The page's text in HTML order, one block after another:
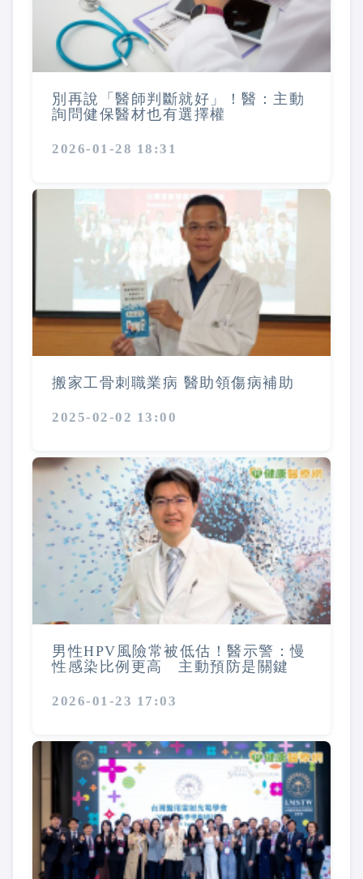
別再說「醫師判斷就好」！醫：主動
詢問健保醫材也有選擇權
2026-01-28 18:31
搬家工骨刺職業病 醫助領傷病補助
2025-02-02 13:00
男性HPV風險常被低估！醫示警：慢
性感染比例更高 主動預防是關鍵
2026-01-23 17:03